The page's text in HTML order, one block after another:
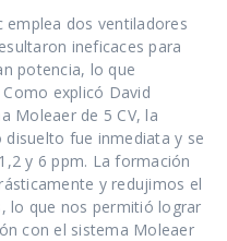
emplea dos ventiladores
ineficaces para
potencia, lo que
explicó David
Moleaer de 5 CV, la
fue inmediata y se
y 6 ppm. La formación
y redujimos el
lo que nos permitió lograr
con el sistema Moleaer